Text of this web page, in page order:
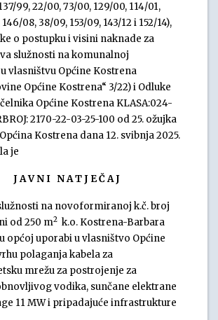
99, 22/00, 73/00, 129/00, 114/01,
08, 38/09, 153/09, 143/12 i 152/14),
o postupku i visini naknade za
služnosti na komunalnoj
vlasništvu Općine Kostrena
Općine Kostrena“ 3/22) i Odluke
Općine Kostrena KLASA:024-
2170-22-03-25-100 od 25. ožujka
Kostrena dana 12. svibnja 2025.
je
J A V N I N A T J E Č A J
na novoformiranoj k.č. broj
od 250 m2 k.o. Kostrena-Barbara
općoj uporabi u vlasništvo Općine
polaganja kabela za
mrežu za postrojenje za
vodika, sunčane elektrane
11 MW i pripadajuće infrastrukture